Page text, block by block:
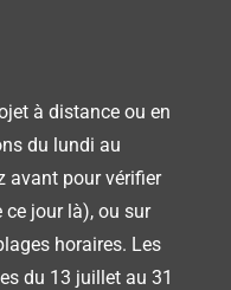
à distance ou en
du lundi au
avant pour vérifier
ce jour là), ou sur
horaires. Les
du 13 juillet au 31